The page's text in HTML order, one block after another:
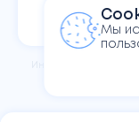
Перенос
на другой
Полный
Мы